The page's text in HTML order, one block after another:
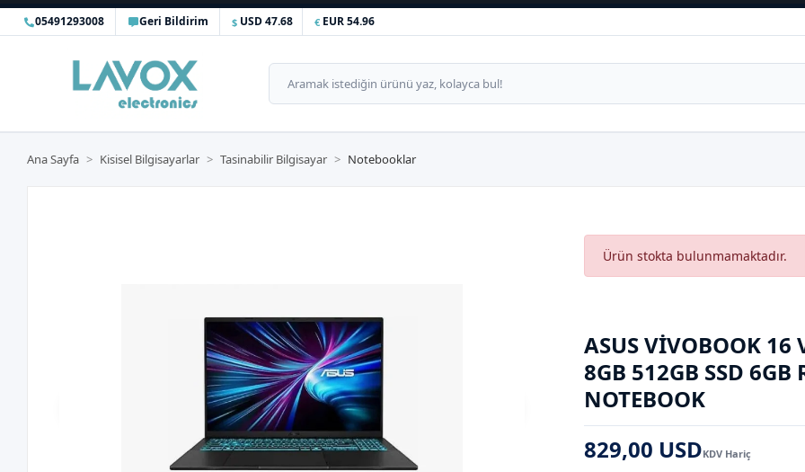
05491293008 Geri Bildirim USD 47.68 EUR 54.96
Ana Sayfa Kisisel Bilgisayarlar Tasinabilir Bilgisayar Notebooklar
ASUS VIVOBOOK 16
8GB 512GB SSD
NOTEBOOK
829,00 USDKDV Hariç
Ürün stokta bulunmamaktadır.